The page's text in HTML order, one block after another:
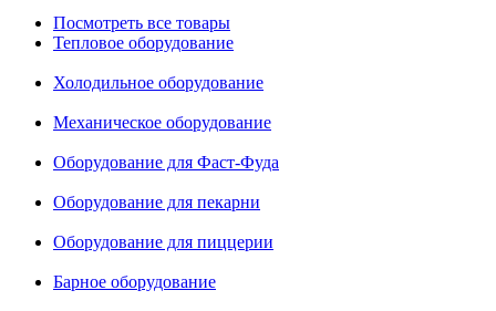
Посмотреть все товары
Тепловое оборудование
Холодильное оборудование
Механическое оборудование
Оборудование для Фаст-Фуда
Оборудование для пекарни
Оборудование для пиццерии
Барное оборудование